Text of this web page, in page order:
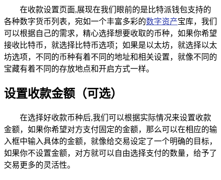
在收款设置页面,展现在我们眼前的是比特派钱包支持的
各种数字货币列表，宛如一个丰富多彩的数字资产宝库，我们
可以根据自己的需求，精心选择想要收取的币种，如果你希望
接收比特币，就选择比特币选项；如果是以太坊，就选择以太
坊选项，不同的币种有着不同的地址和相关设置，就像不同的
宝藏有着不同的存放地点和开启方式一样。
设置收款金额（可选）
在选择好收款币种后,我们可以根据实际情况来设置收款
金额，如果你希望对方支付固定的金额，那么可以在相应的输
入框中输入具体的金额，就像给交易设定了一个明确的目标，
如果你不设置金额，对方就可以自由选择支付的数量，给予了
交易更多的灵活性。